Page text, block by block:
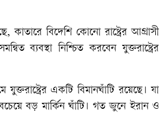
বিদেশি কোনো রাষ্ট্রের আগ্রাসী
ব্যবস্থা নিশ্চিত করবেন যুক্তরাষ্ট্রের
একটি বিমানঘাঁটি রয়েছে। যা
বড় মার্কিন ঘাঁটি। গত জুনে ইরান ও